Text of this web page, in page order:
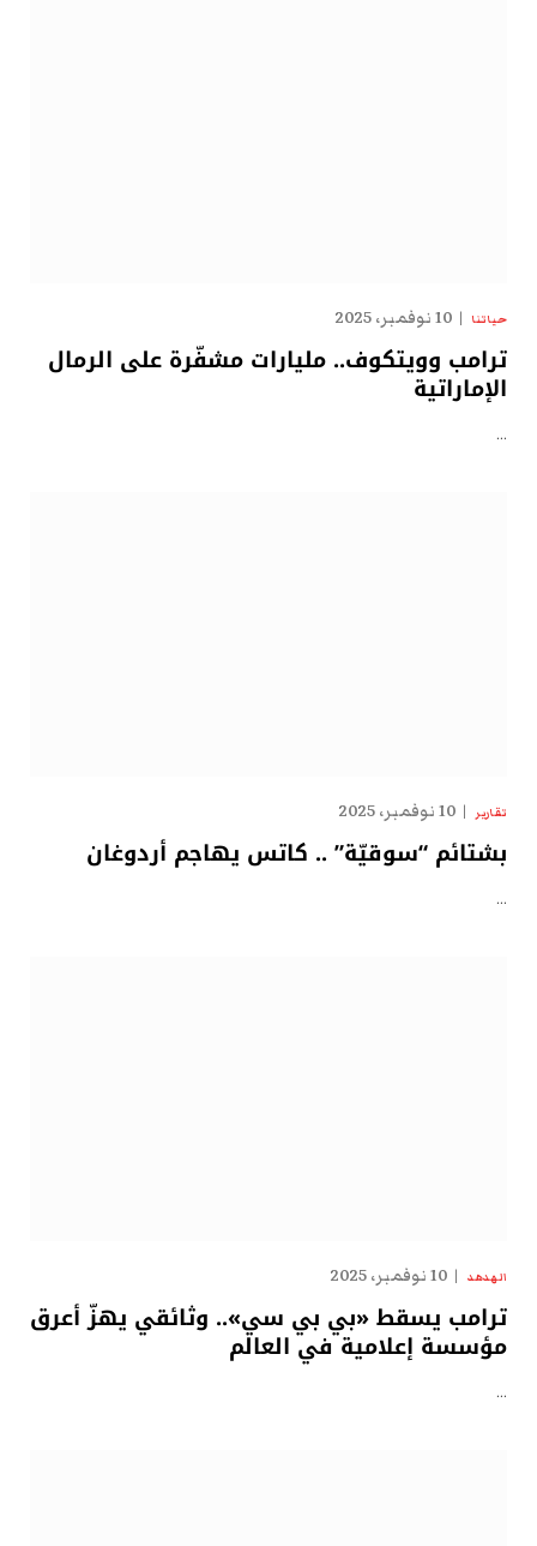
حياتنا 10 نوفمبر، 2025
ترامب وويتكوف.. مليارات مشفّرة على الرمال
الإماراتية
…
تقارير 10 نوفمبر، 2025
بشتائم “سوقيّة” .. كاتس يهاجم أردوغان
…
الهدهد 10 نوفمبر، 2025
ترامب يسقط «بي بي سي».. وثائقي يهزّ أعرق
مؤسسة إعلامية في العالم
…